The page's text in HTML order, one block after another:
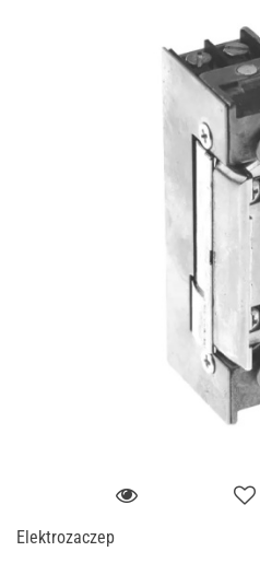
Elektrozaczep